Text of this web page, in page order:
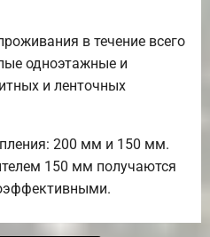
в течение всего
одноэтажные и
и ленточных
200 мм и 150 мм.
150 мм получаются